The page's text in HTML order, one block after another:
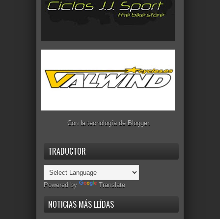
Con la tecnología de Blogger.
TRADUCTOR
Powered by Translate
NOTICIAS MÁS LEÍDAS